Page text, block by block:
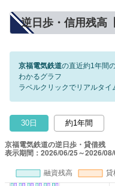
逆日歩・信用残高
京福電気鉄道の直近約1年間
わかるグラフ
ラベルクリックでリアルタ
30日 約1年間